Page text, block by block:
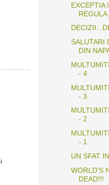
EXCEPTIA
REGULA...
SALUTARI
DIN
- 4
- 3
- 2
- 1
UN SFAT
WORLD'S
DEAD!!!